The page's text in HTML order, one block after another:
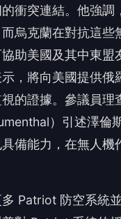
衝突連結。他強調
烏克蘭在對抗這些
助美國及其中東盟
，將向美國提供俄
的證據。參議員理
）引述澤倫
備能力，在無人機
Patriot 防空系統